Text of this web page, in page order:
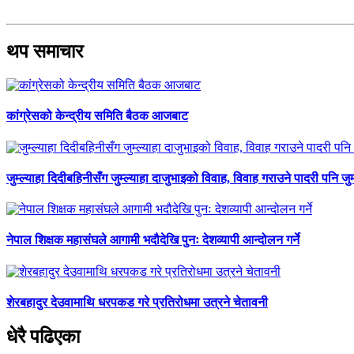
थप समाचार
कांग्रेसको केन्द्रीय समिति बैठक आजबाट
जुम्ल्याहा दिदीबहिनीसँग जुम्ल्याहा दाजुभाइको विवाह, विवाह गराउने पादरी पनि
नेपाल शिक्षक महासंघले आगामी भदौदेखि पुनः देशव्यापी आन्दोलन गर्ने
शेरबहादुर देउवामाथि धरपकड गरे प्रतिरोधमा उत्रने चेतावनी
धेरै पढिएका